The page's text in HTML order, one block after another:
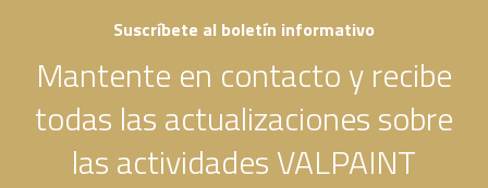
Suscríbete al boletín informativo
Mantente en contacto y recibe
todas las actualizaciones sobre
las actividades VALPAINT